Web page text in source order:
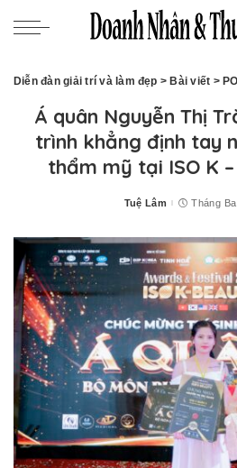
Diễn đàn giải trí và làm đẹp > Bài viết >
Á quân Nguyễn Thị
trình khẳng định tay
thẩm mỹ tại ISO K
Posted
Tuệ Lâm Tháng